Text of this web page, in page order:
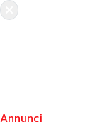
Annunci